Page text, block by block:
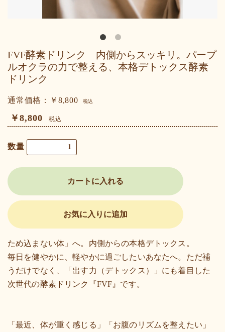
FVF酵素ドリンク 内側からスッキリ。パープ
ルオクラの力で整える、本格デトックス酵素
ドリンク
通常価格：￥8,800 税込
￥8,800 税込
数量
カートに入れる
お気に入りに追加
ため込まない体」へ。内側からの本格デトックス。
毎日を健やかに、軽やかに過ごしたいあなたへ。ただ補
うだけでなく、「出す力（デトックス）」にも着目した
次世代の酵素ドリンク『FVF』です。
「最近、体が重く感じる」「お腹のリズムを整えたい」